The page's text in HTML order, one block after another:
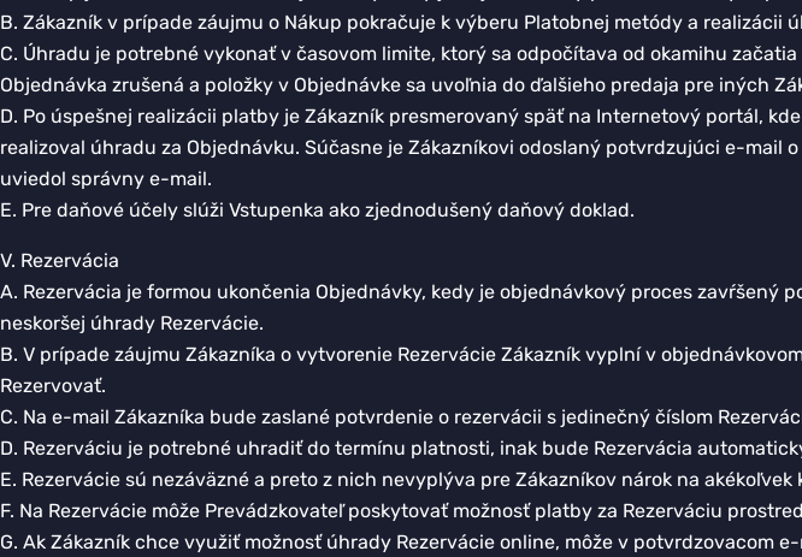
B. Zákazník v prípade záujmu o Nákup pokračuje k výberu Platobnej metódy a realizácii
C. Úhradu je potrebné vykonať v časovom limite, ktorý sa odpočítava od okamihu
Objednávka zrušená a položky v Objednávke sa uvoľnia do ďalšieho predaja pre iných
D. Po úspešnej realizácii platby je Zákazník presmerovaný späť na Internetový portál,
realizoval úhradu za Objednávku. Súčasne je Zákazníkovi odoslaný potvrdzujúci e-
uviedol správny e-mail.
E. Pre daňové účely slúži Vstupenka ako zjednodušený daňový doklad.
V. Rezervácia
A. Rezervácia je formou ukončenia Objednávky, kedy je objednávkový proces
neskoršej úhrady Rezervácie.
B. V prípade záujmu Zákazníka o vytvorenie Rezervácie Zákazník vyplní v
Rezervovať.
C. Na e-mail Zákazníka bude zaslané potvrdenie o rezervácii s jedinečný číslom
D. Rezerváciu je potrebné uhradiť do termínu platnosti, inak bude Rezervácia
E. Rezervácie sú nezáväzné a preto z nich nevyplýva pre Zákazníkov nárok na
F. Na Rezervácie môže Prevádzkovateľ poskytovať možnosť platby za Rezerváciu
G. Ak Zákazník chce využiť možnosť úhrady Rezervácie online, môže v potvrdzovacom